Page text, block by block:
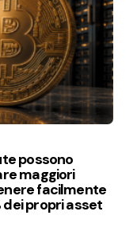
possono
maggiori
facilmente
propri asset